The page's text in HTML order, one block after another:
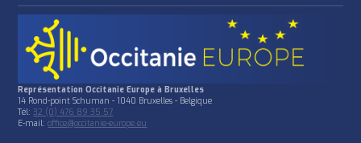
Représentation Occitanie Europe à Bruxelles
14 Rond-point Schuman - 1040 Bruxelles - Belgique
Tél:32 (0) 476 89 35 57
E-mail:office@occitanie-europe.eu